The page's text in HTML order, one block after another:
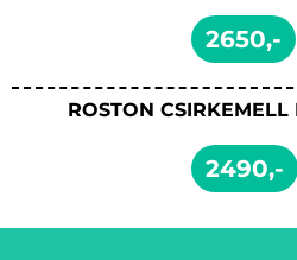
2650,-
ROSTON CSIRKEMELL
2490,-